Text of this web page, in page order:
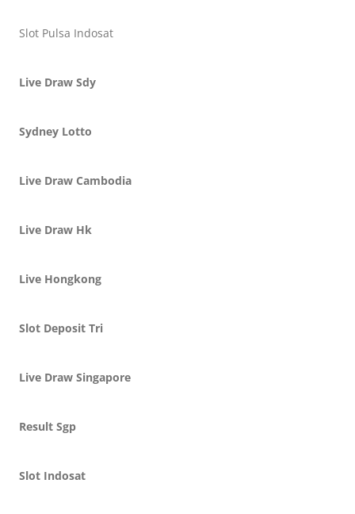
Slot Pulsa Indosat
Live Draw Sdy
Sydney Lotto
Live Draw Cambodia
Live Draw Hk
Live Hongkong
Slot Deposit Tri
Live Draw Singapore
Result Sgp
Slot Indosat